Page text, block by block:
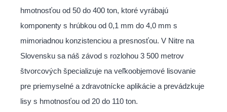
hmotnosťou od 50 do 400 ton, ktoré vyrábajú
komponenty s hrúbkou od 0,1 mm do 4,0 mm s
mimoriadnou konzistenciou a presnosťou. V Nitre na
Slovensku sa náš závod s rozlohou 3 500 metrov
štvorcových špecializuje na veľkoobjemové lisovanie
pre priemyselné a zdravotnícke aplikácie a prevádzkuje
lisy s hmotnosťou od 20 do 110 ton.